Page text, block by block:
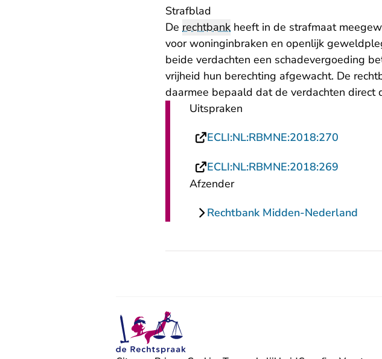
Strafblad
De rechtbank heeft in de strafmaat
voor woninginbraken en openlijk
beide verdachten een schadevergoeding
vrijheid hun berechting afgewacht. De
daarmee bepaald dat de verdachten direct
Uitspraken
ECLI:NL:RBMNE:2018:270
ECLI:NL:RBMNE:2018:269
Afzender
Rechtbank Midden-Nederland